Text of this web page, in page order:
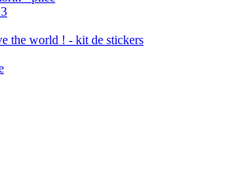
the world ! - kit de stickers